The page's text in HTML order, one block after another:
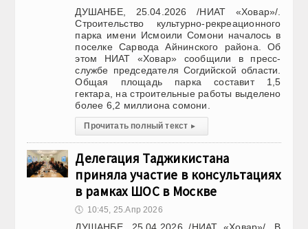
ДУШАНБЕ, 25.04.2026 /НИАТ «Ховар»/.
Строительство культурно-рекреационного
парка имени Исмоили Сомони началось в
поселке Сарвода Айнинского района. Об
этом НИАТ «Ховар» сообщили в пресс-
службе председателя Согдийской области.
Общая площадь парка составит 1,5
гектара, на строительные работы выделено
более 6,2 миллиона сомони.
Прочитать полный текст ▸
Делегация Таджикистана
приняла участие в консультациях
в рамках ШОС в Москве
🕔 10:45, 25.Апр 2026